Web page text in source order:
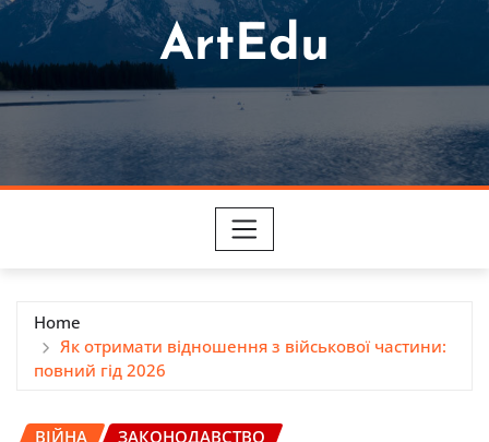
ArtEdu
Home
Як отримати відношення з військової частини:
повний гід 2026
ВІЙНА ЗАКОНОДАВСТВО